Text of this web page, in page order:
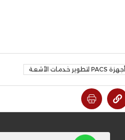
ابني بطل وفخورة بيه.. أول ظهور
عماد سائق التريلا مع والدته بعد
تصدره التريند| فيديو